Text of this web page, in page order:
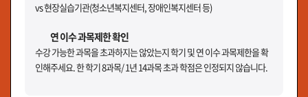
vs 현장실습기관(청소년복지센터, 장애인복지센터 등)
연 이수 과목제한 확인
수강 가능한 과목을 초과하지는 않았는지 학기 및 연 이수 과목제한을 확
인해주세요. 한 학기 8과목/ 1년 14과목 초과 학점은 인정되지 않습니다.